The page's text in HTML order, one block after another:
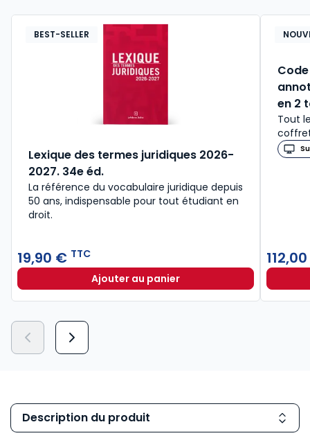
BEST-SELLER
Lexique des termes juridiques 2026-
2027. 34e éd.
La référence du vocabulaire juridique depuis
50 ans, indispensable pour tout étudiant en
droit.​
19,90 € TTC
Ajouter au panierLexique des termes juridiques
en 2
Tout
Description du produit